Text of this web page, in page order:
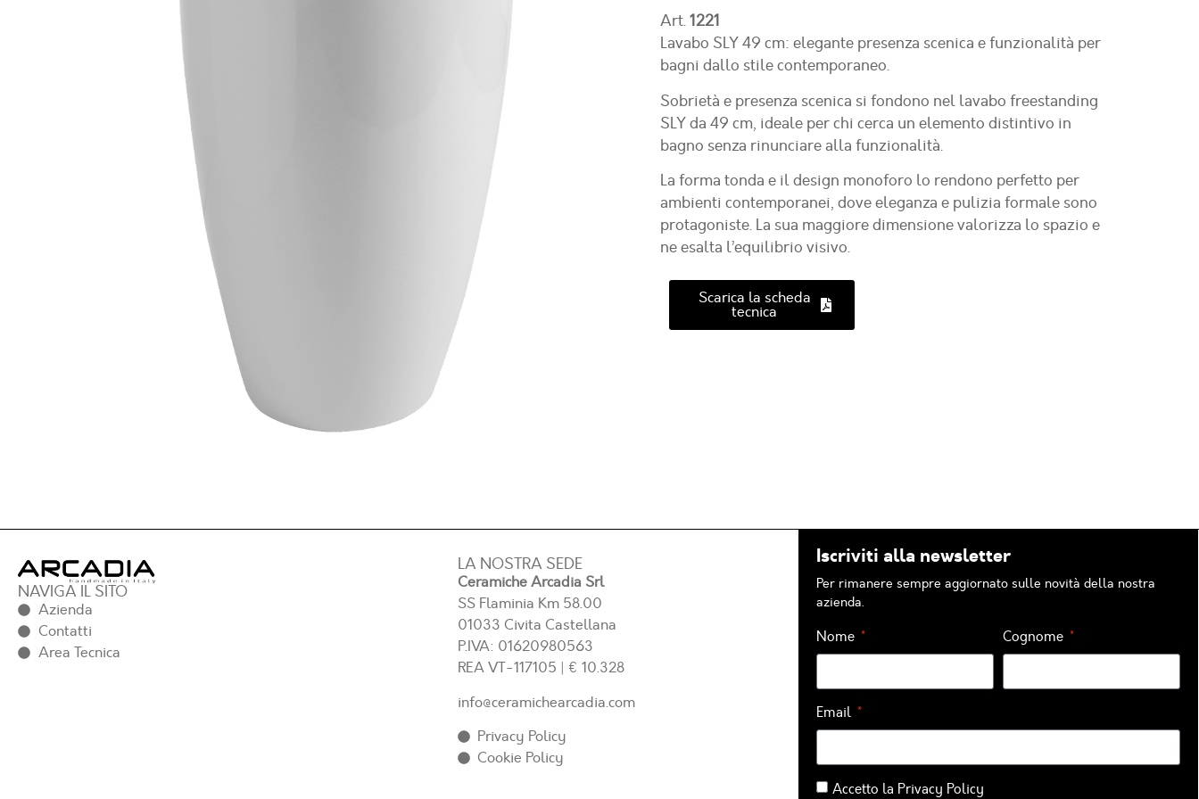
Art.1221
Lavabo SLY 49 cm: elegante presenza scenica e funzionalità per
bagni dallo stile contemporaneo.
Sobrietà e presenza scenica si fondono nel lavabo freestanding
SLY da 49 cm, ideale per chi cerca un elemento distintivo in
bagno senza rinunciare alla funzionalità.
La forma tonda e il design monoforo lo rendono perfetto per
ambienti contemporanei, dove eleganza e pulizia formale sono
protagoniste. La sua maggiore dimensione valorizza lo spazio e
ne esalta l’equilibrio visivo.
Scarica la scheda
tecnica
NAVIGA IL SITO
Azienda
Contatti
Area Tecnica
LA NOSTRA SEDE
Ceramiche Arcadia Srl
SS Flaminia Km 58.00
01033 Civita Castellana
P.IVA: 01620980563
REAVT-117105 | € 10.328
info@ceramichearcadia.com
Privacy Policy
Cookie Policy
Iscriviti alla newsletter
Per rimanere sempre aggiornato sulle novità della nostra
azienda.
Nome Cognome
Email
Accetto la Privacy Policy